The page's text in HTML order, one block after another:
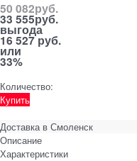
50 082руб.
33 555руб.
выгода
16 527 руб.
или
33%
Количество:
Купить
Доставка в Смоленск
Описание
Характеристики